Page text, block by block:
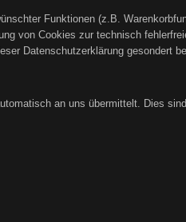
Funktionen (z.B.
von Cookies zur technisch
Datenschutzerklärung gesondert
an uns übermittelt. Dies